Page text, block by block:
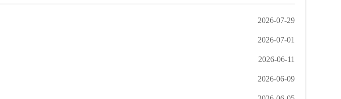
2026-07-29
2026-07-01
2026-06-11
2026-06-09